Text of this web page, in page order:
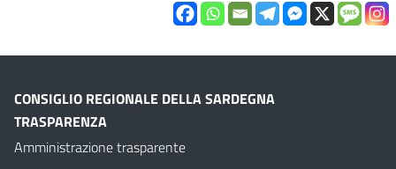
CONSIGLIO REGIONALE DELLA SARDEGNA
TRASPARENZA
Amministrazione trasparente